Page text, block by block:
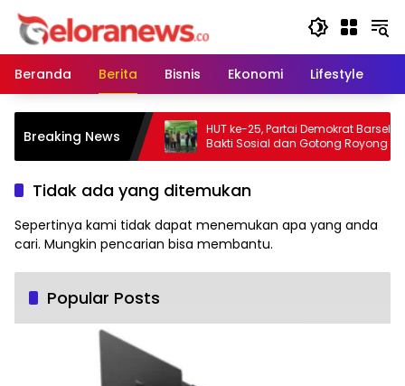
Langsung
konten
Beranda
Berita Bisnis Ekonomi Lifestyle
Breaking News
Kontingen Pramuka
XXII di Cibubur
HUT ke-25, Partai Demokrat Barsel
Bakti Sosial dan Gotong Royong di
Langgar Nurul Ashfiya
Tidak ada yang ditemukan
Sepertinya kami tidak dapat menemukan apa yang anda
cari. Mungkin pencarian bisa membantu.
Popular Posts